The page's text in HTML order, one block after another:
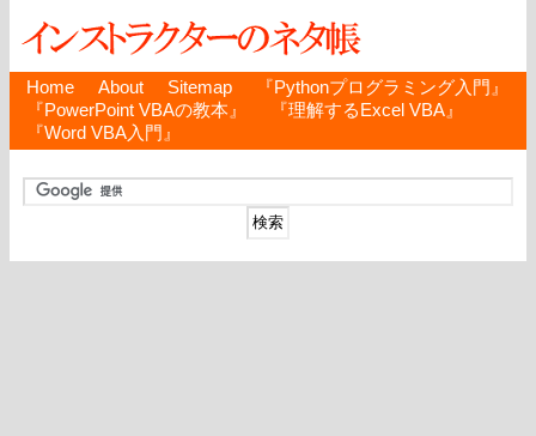
Home About Sitemap
『Pythonプログラミング入門』
『PowerPoint VBAの教本』
『理解するExcel VBA』
『Word VBA入門』